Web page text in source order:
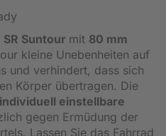
SR Suntour mit 80 mm
kleine Unebenheiten auf
und verhindert, dass sich
Körper übertragen. Die
individuell einstellbare
gegen Ermüdung der
Lassen Sie das Fahrrad